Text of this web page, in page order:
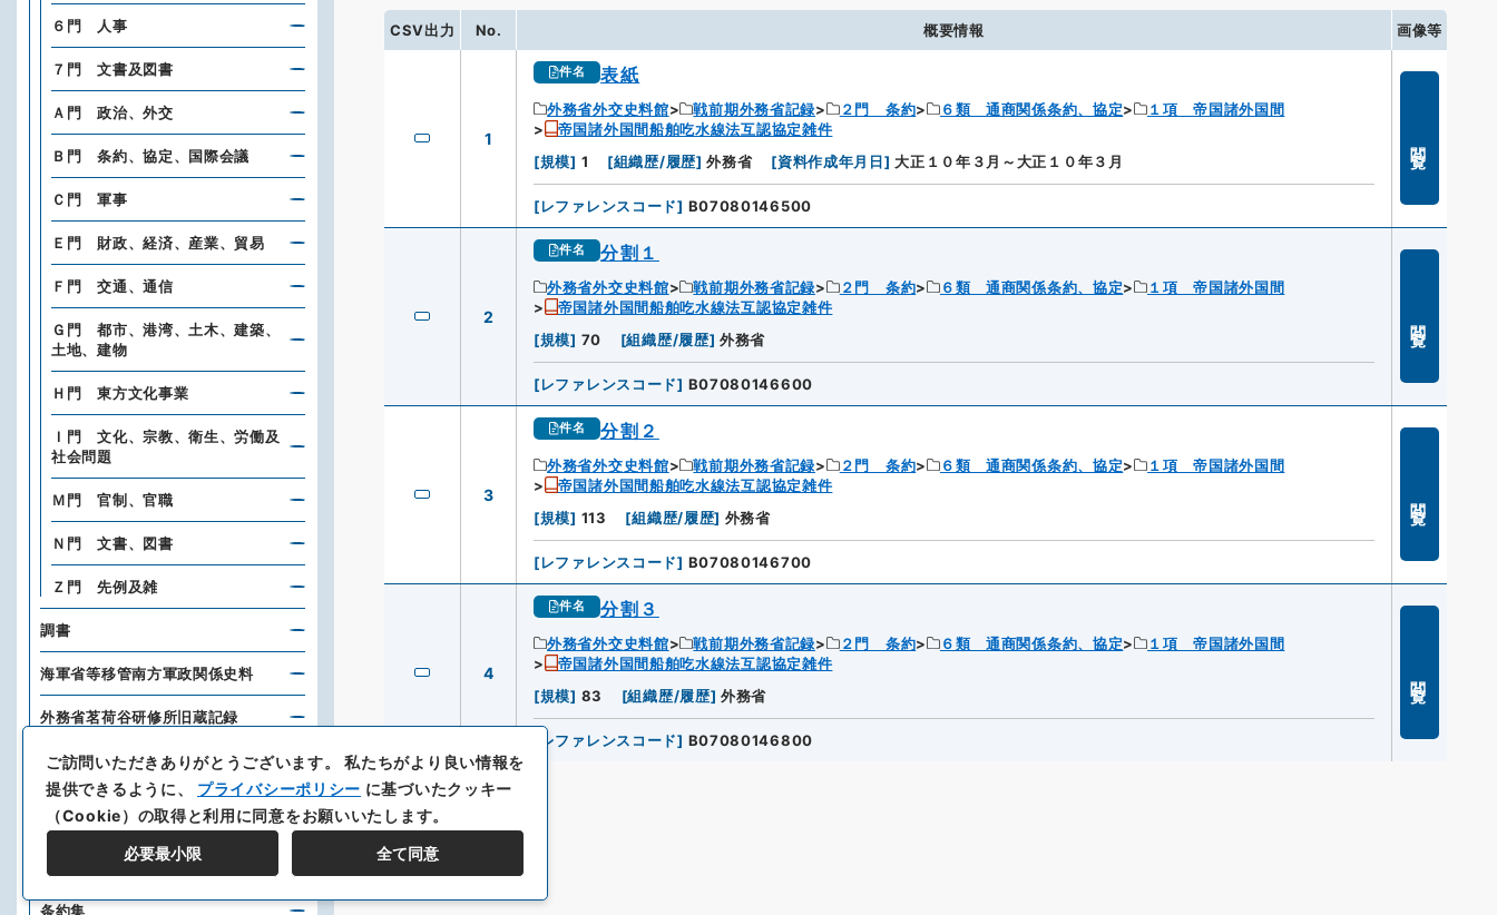
CSV出力 No. 概要情報 画像等
1
件名 表紙
外務省外交史料館 戦前期外務省記録 ２門 条約 ６類 通商関係条約、協定
１項 帝国諸外国間
帝国諸外国間船舶吃水線法互認協定雑件
[規模] 1 [組織歴/履歴] 外務省 [資料作成年月日] 大正１０年３月～大正１０年３月
[レファレンスコード] B07080146500
2
件名 分割１
外務省外交史料館 戦前期外務省記録 ２門 条約 ６類 通商関係条約、協定
１項 帝国諸外国間
帝国諸外国間船舶吃水線法互認協定雑件
[規模] 70 [組織歴/履歴] 外務省
[レファレンスコード] B07080146600
3
件名 分割２
外務省外交史料館 戦前期外務省記録 ２門 条約 ６類 通商関係条約、協定
１項 帝国諸外国間
帝国諸外国間船舶吃水線法互認協定雑件
[規模] 113 [組織歴/履歴] 外務省
[レファレンスコード] B07080146700
4
件名 分割３
外務省外交史料館 戦前期外務省記録 ２門 条約 ６類 通商関係条約、協定
１項 帝国諸外国間
帝国諸外国間船舶吃水線法互認協定雑件
[規模] 83 [組織歴/履歴] 外務省
レファレンスコード] B07080146800
６門 人事
７門 文書及図書
Ａ門 政治、外交
Ｂ門 条約、協定、国際会議
Ｃ門 軍事
Ｅ門 財政、経済、産業、貿易
Ｆ門 交通、通信
Ｇ門 都市、港湾、土木、建築、
土地、建物
Ｈ門 東方文化事業
Ｉ門 文化、宗教、衛生、労働及
社会問題
Ｍ門 官制、官職
Ｎ門 文書、図書
Ｚ門 先例及雑
調書
海軍省等移管南方軍政関係史料
外務省茗荷谷研修所旧蔵記録
正・続通信全覧
外交彙報附録月報・外務省月報・外
条約集
ご訪問いただきありがとうございます。私たちがより良い情報を
提供できるように、 プライバシーポリシー に基づいたクッキー
（Cookie）の取得と利用に同意をお願いいたします。
必要最小限 全て同意